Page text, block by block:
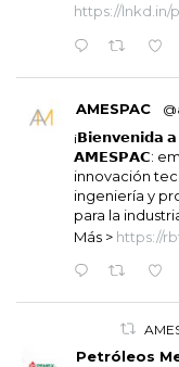
https://lnkd.in/
AMESPAC
¡𝗕𝗶𝗲𝗻𝘃𝗲𝗻𝗶𝗱𝗮
𝗔𝗠𝗘𝗦𝗣𝗔𝗖:
innovación
ingeniería y
para la
Más > https://
Petróleos